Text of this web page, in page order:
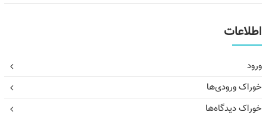
اطلاعات
ورود
خوراک ورودی‌ها
خوراک دیدگاه‌ها